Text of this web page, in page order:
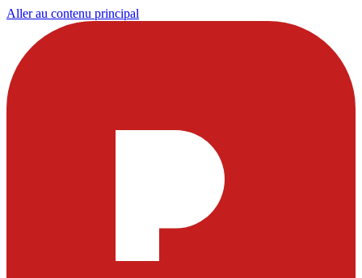
Aller au contenu principal